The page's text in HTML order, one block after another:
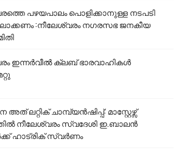
പഴയപാലം പൊളിക്കാനുള്ള നടപടി
:നീലേശ്വരം നഗരസഭ ജനകീയ
ഇന്നർവീൽ ക്ലബ് ഭാരവാഹികൾ
ലറ്റിക് ചാമ്പ്യൻഷിപ്പ്: മാസ്റ്റേഴ്സ്
നീലേശ്വരം സ്വദേശി ഇ.ബാലൻ
ഹാട്രിക് സ്വർണം